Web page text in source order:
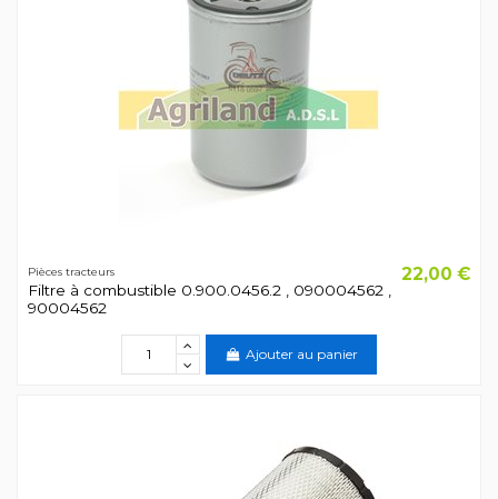
Pièces tracteurs
Filtre à combustible 0.900.0456.2 , 090004562 ,
90004562
22,00 €
Ajouter au panier